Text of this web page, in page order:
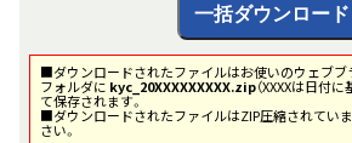
■ダウンロードされたファイルはお使いのウェブ
フォルダに kyc_20XXXXXXXXX.zip（XXXXは日付
て保存されます。
■ダウンロードされたファイルはZIP圧縮されてい
さい。